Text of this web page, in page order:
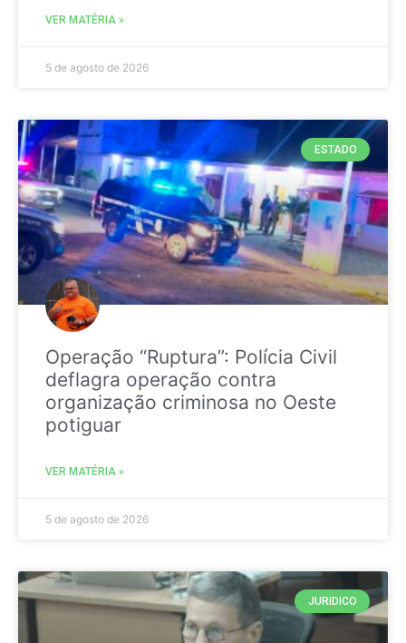
VER MATÉRIA »
5 de agosto de 2026
ESTADO
Operação “Ruptura”: Polícia Civil
deflagra operação contra
organização criminosa no Oeste
potiguar
VER MATÉRIA »
5 de agosto de 2026
JURIDICO